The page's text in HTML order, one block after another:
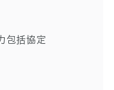
包括協定